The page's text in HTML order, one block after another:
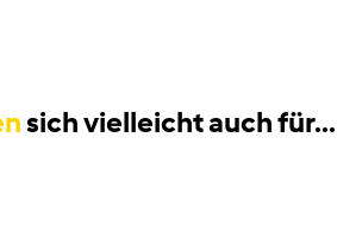
sich vielleicht auch für...